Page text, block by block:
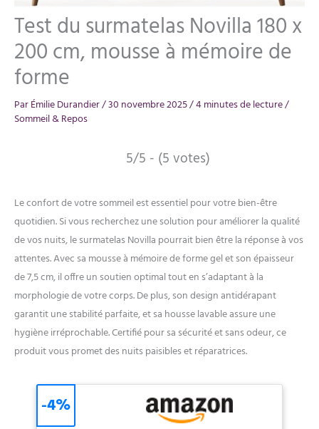
Test du surmatelas Novilla 180 x
200 cm, mousse à mémoire de
forme
ParÉmilie Durandier/30 novembre 2025/4 minutes de lecture/
Sommeil & Repos
5/5 - (5 votes)
Le confort de votre sommeil est essentiel pour votre bien-être
quotidien. Si vous recherchez une solution pour améliorer la qualité
de vos nuits, le surmatelas Novilla pourrait bien être la réponse à vos
attentes. Avec sa mousse à mémoire de forme gel et son épaisseur
de 7,5 cm, il offre un soutien optimal tout en s’adaptant à la
morphologie de votre corps. De plus, son design antidérapant
garantit une stabilité parfaite, et sa housse lavable assure une
hygiène irréprochable. Certifié pour sa sécurité et sans odeur, ce
produit vous promet des nuits paisibles et réparatrices.
-4%